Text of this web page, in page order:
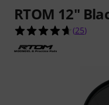
RTOM 12"
4.6 von
(25)